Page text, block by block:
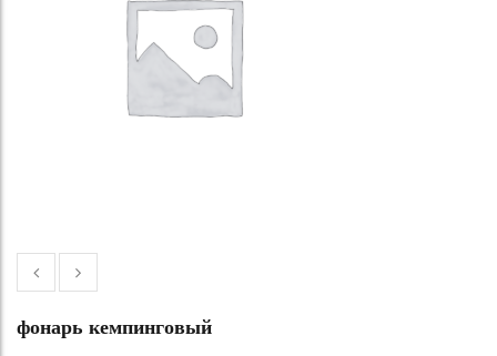
фонарь кемпинговый